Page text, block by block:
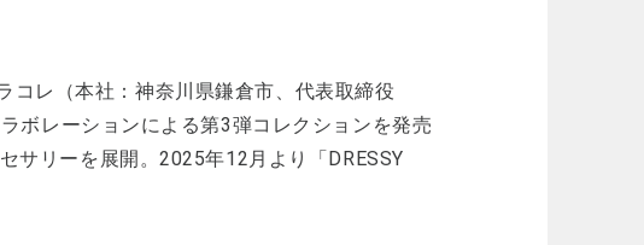
コレ（本社：神奈川県鎌倉市、代表取締役
ボレーションによる第3弾コレクションを発売
サリーを展開。2025年12月より「DRESSY